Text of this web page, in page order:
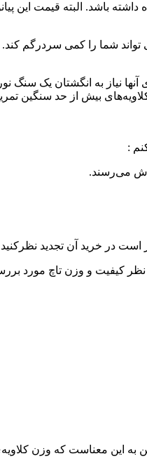
باشد. البته قیمت این
شما را کمی سردرگم کند.
نیاز به انگشتان یک سنگ
بیش از حد سنگین
: